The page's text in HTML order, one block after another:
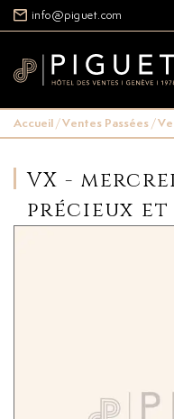
info@piguet.com
Accueil/Ventes Passées/
VX -
précieux et